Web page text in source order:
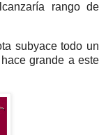
rango de
subyace todo un
grande a este